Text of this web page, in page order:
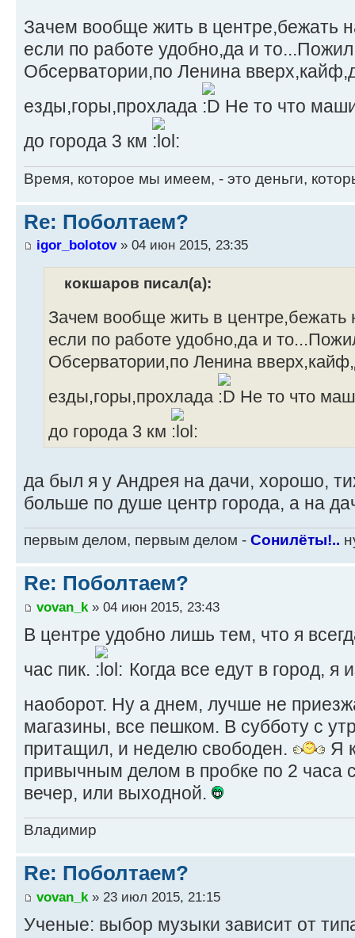
Зачем вообще жить в центре,бежать
если по работе удобно,да и
Обсерватории,по Ленина
езды,горы,прохлада
Не то что
до города 3 км
Время, которое мы имеем, - это деньги,
Re: Поболтаем?
igor_bolotov» 04 июн 2015, 23:35
кокшаров писал(а):
Зачем вообще жить в центре,бежать
если по работе удобно,да и
Обсерватории,по Ленина
езды,горы,прохлада
Не то что
до города 3 км
да был я у Андрея на дачи, хорошо,
больше по душе центр города, а на
первым делом, первым делом - Сонилёты!..
Re: Поболтаем?
vovan_k » 04 июн 2015, 23:43
В центре удобно лишь тем, что я
час пик.
Когда все едут в город, я
наоборот. Ну а днем, лучше не
магазины, все пешком. В субботу с
притащил, и неделю свободен.
Я
привычным делом в пробке по 2 часа
вечер, или выходной.
Владимир
Re: Поболтаем?
vovan_k » 23 июл 2015, 21:15
Ученые: выбор музыки зависит от